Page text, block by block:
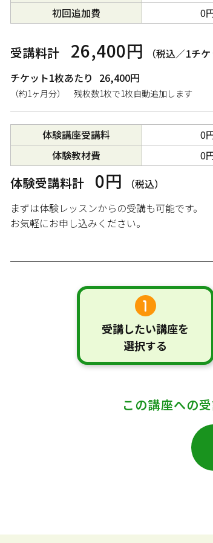
初回追加費
0
受講料計 26,400円
（税込／1チケ
チケット1枚あたり 26,400円
（約1ヶ月分） 残枚数1枚で1枚自動追加します
体験講座受講料
0
体験教材費
0
体験受講料計 0円
（税込）
まずは体験レッスンからの受講も可能です。
お気軽にお申し込みください。
受講したい講座を
選択する
この講座への